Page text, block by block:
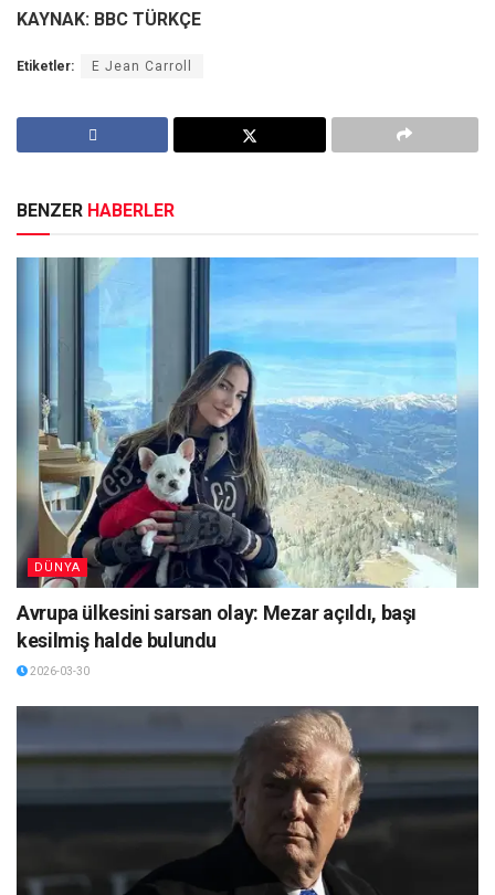
KAYNAK: BBC TÜRKÇE
Etiketler: E Jean Carroll
BENZER HABERLER
DÜNYA
Avrupa ülkesini sarsan olay: Mezar açıldı, başı
kesilmiş halde bulundu
2026-03-30